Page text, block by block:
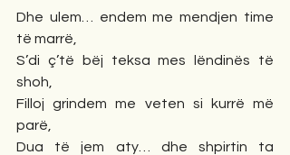
Dhe ulem… endem me mendjen time
të marrë,
S’di ç’të bëj teksa mes lëndinës të
shoh,
Filloj grindem me veten si kurrë më
parë,
Dua të jem aty… dhe shpirtin ta